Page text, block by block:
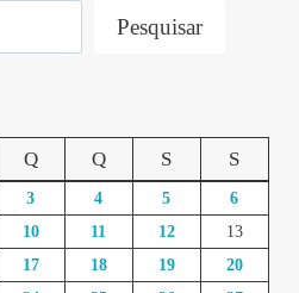
Pesquisar
Q Q S S
3 4 5
6
10 11 12
13
17 18 19
20